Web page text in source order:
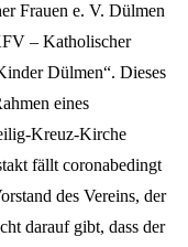
Frauen e. V. Dülmen
– Katholischer
Dülmen“. Dieses
eines
Kreuz-Kirche
fällt coronabedingt
des Vereins, der
darauf gibt, dass der